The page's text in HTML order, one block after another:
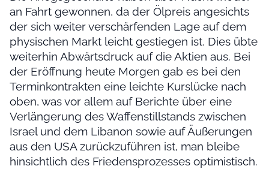
an Fahrt gewonnen, da der Ölpreis angesichts
der sich weiter verschärfenden Lage auf dem
physischen Markt leicht gestiegen ist. Dies übte
weiterhin Abwärtsdruck auf die Aktien aus. Bei
der Eröffnung heute Morgen gab es bei den
Terminkontrakten eine leichte Kurslücke nach
oben, was vor allem auf Berichte über eine
Verlängerung des Waffenstillstands zwischen
Israel und dem Libanon sowie auf Äußerungen
aus den USA zurückzuführen ist, man bleibe
hinsichtlich des Friedensprozesses optimistisch.